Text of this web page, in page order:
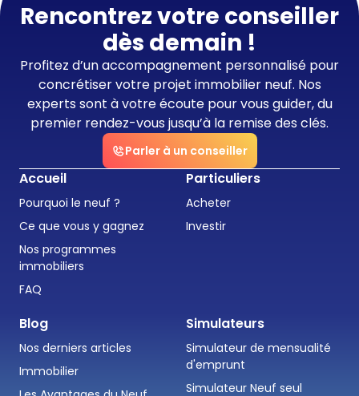
Rencontrez votre conseiller
dès demain !
Profitez d’un accompagnement personnalisé pour
concrétiser votre projet immobilier neuf. Nos
experts sont à votre écoute pour vous guider, du
premier rendez-vous jusqu’à la remise des clés.
Parler à un conseiller
Accueil
Pourquoi le neuf ?
Ce que vous y gagnez
Nos programmes
immobiliers
FAQ
Particuliers
Acheter
Investir
Blog
Nos derniers articles
Immobilier
Simulateurs
Simulateur de mensualité
d'emprunt
Simulateur Neuf seul